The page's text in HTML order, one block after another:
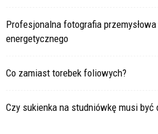
Profesjonalna fotografia
energetycznego
Co zamiast torebek foliowych?
Czy sukienka na studniówkę musi być